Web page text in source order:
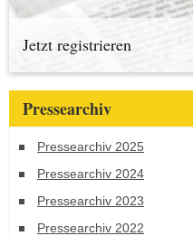
Jetzt registrieren
Pressearchiv
Pressearchiv 2025
Pressearchiv 2024
Pressearchiv 2023
Pressearchiv 2022